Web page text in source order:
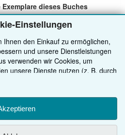
Einstellungen
Ihnen den Einkauf zu ermöglichen,
und unsere Dienstleistungen
verwenden wir Cookies, um
unsere Dienste nutzen (z. B. durch
sodass wir Optimierungen
um in Anzeigen relevante Inhalte
von Anzeigen zu ermitteln. Wählen
oder „Personalisieren", um
Ihre Auswahl jederzeit ändern,
dieses Buches
ansehen
NACH OBEN